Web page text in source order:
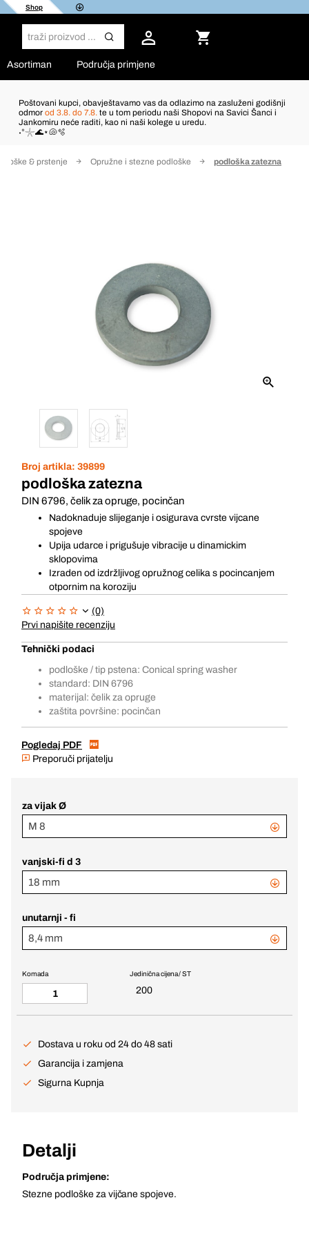
Shop
Asortiman Područja primjene
Poštovani kupci, obavještavamo vas da odlazimo na zasluženi godišnji
odmor od 3.8. do 7.8. te u tom periodu naši Shopovi na Savici Šanci i
Jankomiru neće raditi, kao ni naši kolege u uredu.
˖°𓇼🌊⋆🐚🫧
& prstenje Opružne i stezne podloške podloška zatezna
Broj artikla: 39899
podloška zatezna
DIN 6796, čelik za opruge, pocinčan
Nadoknaduje slijeganje i osigurava cvrste vijcane
spojeve
Upija udarce i prigušuje vibracije u dinamickim
sklopovima
Izraden od izdržljivog opružnog celika s pocincanjem
otpornim na koroziju
(0)
Prvi napišite recenziju
Tehnički podaci
podloške / tip pstena: Conical spring washer
standard: DIN 6796
materijal: čelik za opruge
zaštita površine: pocinčan
Pogledaj PDF
Preporuči prijatelju
za vijak Ø
M 8
vanjski-fi d 3
18 mm
unutarnji - fi
8,4 mm
Jedinična cijena / ST
200
Komada
Dostava u roku od 24 do 48 sati
Garancija i zamjena
Sigurna Kupnja
Detalji
Područja primjene:
Stezne podloške za vijčane spojeve.